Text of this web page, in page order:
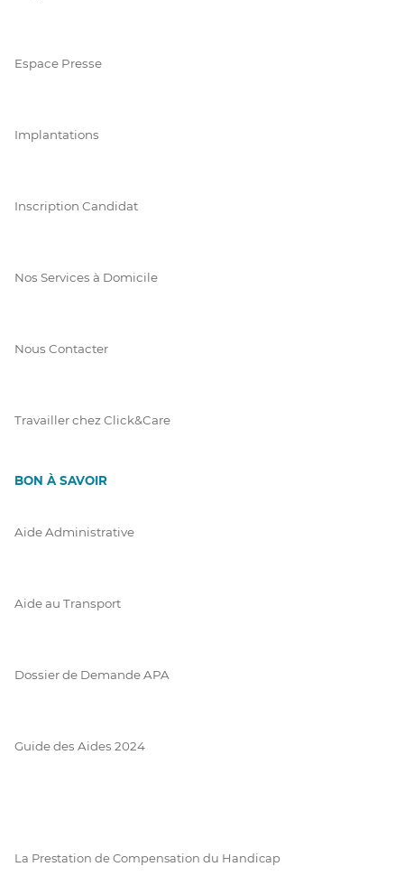
Espace Presse
Implantations
Inscription Candidat
Nos Services à Domicile
Nous Contacter
Travailler chez Click&Care
BON À SAVOIR
Aide Administrative
Aide au Transport
Dossier de Demande APA
Guide des Aides 2024
La Prestation de Compensation du Handicap